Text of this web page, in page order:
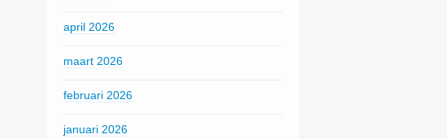
april 2026
maart 2026
februari 2026
januari 2026